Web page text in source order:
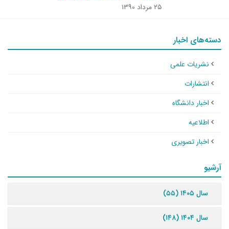
۲۵ مرداد ۱۳۹۰
دسته‌های اخبار
نشریات علمی
انتشارات
اخبار دانشگاه
اطلاعیه
اخبار تصویری
آرشیو
سال ۱۴۰۵ (۵۵)
سال ۱۴۰۴ (۱۴۸)